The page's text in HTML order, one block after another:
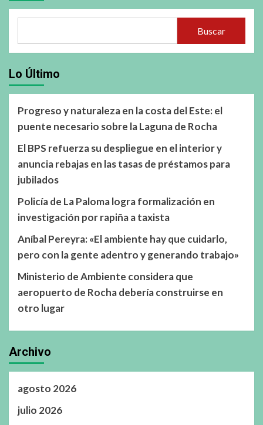
Buscar
Lo Último
Progreso y naturaleza en la costa del Este: el
puente necesario sobre la Laguna de Rocha
El BPS refuerza su despliegue en el interior y
anuncia rebajas en las tasas de préstamos para
jubilados
Policía de La Paloma logra formalización en
investigación por rapiña a taxista
Aníbal Pereyra: «El ambiente hay que cuidarlo,
pero con la gente adentro y generando trabajo»
Ministerio de Ambiente considera que
aeropuerto de Rocha debería construirse en
otro lugar
Archivo
agosto 2026
julio 2026